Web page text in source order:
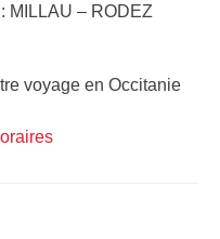
MILLAU – RODEZ
voyage en Occitanie